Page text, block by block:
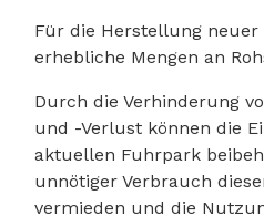
Für die Herstellung neuer
erhebliche Mengen an
Durch die Verhinderung
und -Verlust können die
aktuellen Fuhrpark
unnötiger Verbrauch
vermieden und die